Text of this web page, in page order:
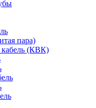
пара)
(КВК)